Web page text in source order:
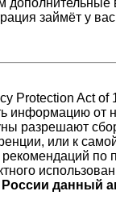
займёт у
Protection Act
информацию от
разрешают
или к
по
данный